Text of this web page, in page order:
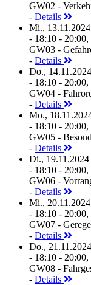
GW02 -
- Details
Mi., 13.11.2024
- 18:10 - 20:00,
GW03 -
- Details
Do., 14.11.2024
- 18:10 - 20:00,
GW04 -
- Details
Mo.,
- 18:10 - 20:00,
GW05 -
- Details
Di., 19.11.2024
- 18:10 - 20:00,
GW06 -
- Details
Mi., 20.11.2024
- 18:10 - 20:00,
GW07 -
- Details
Do., 21.11.2024
- 18:10 - 20:00,
GW08 -
- Details